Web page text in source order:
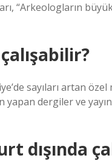
“Arkeologların
sayıları artan
yapan dergiler ve
dışında